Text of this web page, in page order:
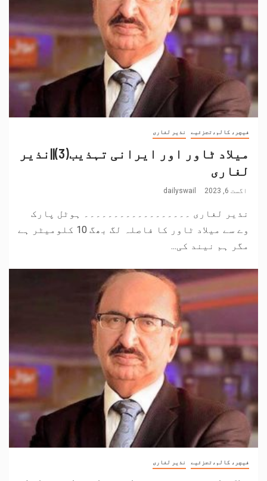
فیچر، کالم،تجزئیے نذیر لغاری
میلاد ٹاور اور ایرانی تہذیب(3)||نذیر
لغاری
اگست 6, 2023 dailyswail
نذیر لغاری ۔۔۔۔۔۔۔۔۔۔۔۔۔۔۔۔۔۔ ہوٹل پارک
وے سے میلاد ٹاور کا فاصلہ لگ بھگ 10 کلومیٹر ہے
مگر ہم نیند کی...
فیچر، کالم،تجزئیے نذیر لغاری